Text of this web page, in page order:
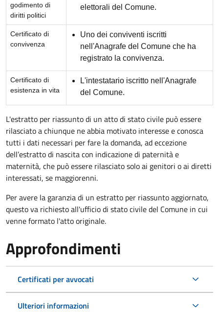
godimento di
diritti politici
elettorali del Comune.
Certificato di
convivenza
Uno dei conviventi iscritti
nell'Anagrafe del Comune che ha
registrato la convivenza.
Certificato di
esistenza in vita
L'intestatario iscritto nell'Anagrafe
del Comune.
L'estratto per riassunto di un atto di stato civile può essere
rilasciato a chiunque ne abbia motivato interesse e conosca
tutti i dati necessari per fare la domanda, ad eccezione
dell’estratto di nascita con indicazione di paternità e
maternità, che può essere rilasciato solo ai genitori o ai diretti
interessati, se maggiorenni.
Per avere la garanzia di un estratto per riassunto aggiornato,
questo va richiesto all'ufficio di stato civile del Comune in cui
venne formato l'atto originale.
Approfondimenti
Certificati per avvocati
Ulteriori informazioni